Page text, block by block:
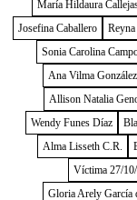
María Hildaura
Josefina Caballero
Sonia Carolina
Ana Vilma González
Allison Natalia
Wendy Funes Díaz
Alma Lisseth C.R.
Víctima 27/
Gloria Arely García